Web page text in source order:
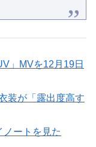
装が「露出度高す
ートを見た